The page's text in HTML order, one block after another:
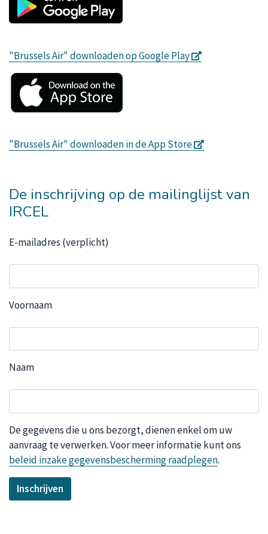
"Brussels Air" downloaden op Google Play s'ouvre dans
"Brussels Air" downloaden in de App Store s'ouvre dans
De inschrijving op de mailinglijst van
IRCEL
E-mailadres (verplicht)
Voornaam
Naam
De gegevens die u ons bezorgt, dienen enkel om uw
aanvraag te verwerken. Voor meer informatie kunt ons
beleid inzake gegevensbescherming raadplegen.
Inschrijven